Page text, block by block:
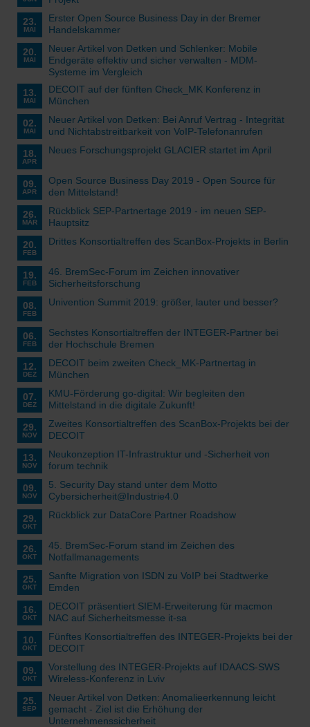
23.
MAI
Erster Open Source Business Day in der Bremer
Handelskammer
20.
MAI
Neuer Artikel von Detken und Schlenker: Mobile
Endgeräte effektiv und sicher verwalten - MDM-
Systeme im Vergleich
13.
MAI
DECOIT auf der fünften Check_MK Konferenz in
München
02.
MAI
Neuer Artikel von Detken: Bei Anruf Vertrag - Integrität
und Nichtabstreitbarkeit von VoIP-Telefonanrufen
18.
APR
Neues Forschungsprojekt GLACIER startet im April
09.
APR
Open Source Business Day 2019 - Open Source für
den Mittelstand!
26.
MÄR
Rückblick SEP-Partnertage 2019 - im neuen SEP-
Hauptsitz
20.
FEB
Drittes Konsortialtreffen des ScanBox-Projekts in Berlin
19.
FEB
46. BremSec-Forum im Zeichen innovativer
Sicherheitsforschung
08.
FEB
Univention Summit 2019: größer, lauter und besser?
06.
FEB
Sechstes Konsortialtreffen der INTEGER-Partner bei
der Hochschule Bremen
12.
DEZ
DECOIT beim zweiten Check_MK-Partnertag in
München
07.
DEZ
KMU-Förderung go-digital: Wir begleiten den
Mittelstand in die digitale Zukunft!
29.
NOV
Zweites Konsortialtreffen des ScanBox-Projekts bei der
DECOIT
13.
NOV
Neukonzeption IT-Infrastruktur und -Sicherheit von
forum technik
09.
NOV
5. Security Day stand unter dem Motto
Cybersicherheit@Industrie4.0
29.
OKT
Rückblick zur DataCore Partner Roadshow
26.
OKT
45. BremSec-Forum stand im Zeichen des
Notfallmanagements
25.
OKT
Sanfte Migration von ISDN zu VoIP bei Stadtwerke
Emden
16.
OKT
DECOIT präsentiert SIEM-Erweiterung für macmon
NAC auf Sicherheitsmesse it-sa
10.
OKT
Fünftes Konsortialtreffen des INTEGER-Projekts bei der
DECOIT
09.
OKT
Vorstellung des INTEGER-Projekts auf IDAACS-SWS
Wireless-Konferenz in Lviv
25.
SEP
Neuer Artikel von Detken: Anomalieerkennung leicht
gemacht - Ziel ist die Erhöhung der
Unternehmenssicherheit